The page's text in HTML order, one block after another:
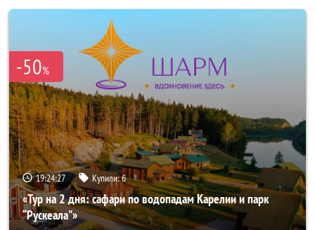
-50%
19:24:26 Купили:6
«Тур на 2 дня: сафари по водопадам Карелии и парк
“Рускеала"»